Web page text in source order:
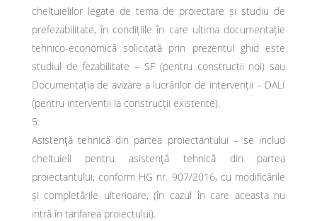
cheltuielilor legate de tema de proiectare și studiu de
prefezabilitate, în condițiile în care ultima documentație
tehnico-economică solicitată prin prezentul ghid este
studiul de fezabilitate – SF (pentru construcții noi) sau
Documentația de avizare a lucrărilor de intervenții – DALI
(pentru intervenții la construcții existente).
Asistenţă tehnică din partea proiectantului – se includ
cheltuieli pentru asistenţă tehnică din partea
proiectantului, conform HG nr. 907/2016, cu modificările
și completările ulterioare, (în cazul în care aceasta nu
intră în tarifarea proiectului).